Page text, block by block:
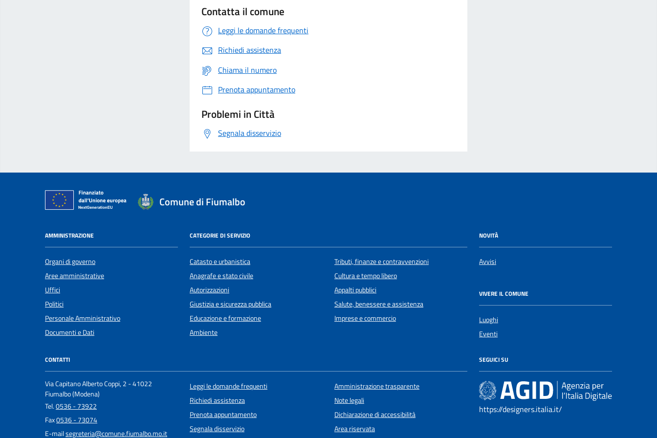
Contatta il comune
Leggi le domande frequenti
Richiedi assistenza
Chiama il numero
Prenota appuntamento
Problemi in Città
Segnala disservizio
Comune di Fiumalbo
AMMINISTRAZIONE
Organi di governo
Aree amministrative
Uffici
Politici
Personale Amministrativo
Documenti e Dati
CATEGORIE DI SERVIZIO
Catasto e urbanistica
Anagrafe e stato civile
Autorizzazioni
Giustizia e sicurezza pubblica
Educazione e formazione
Ambiente
Tributi, finanze e contravvenzioni
Cultura e tempo libero
Appalti pubblici
Salute, benessere e assistenza
Imprese e commercio
NOVITÀ
Avvisi
VIVERE IL COMUNE
Luoghi
Eventi
CONTATTI
Via Capitano Alberto Coppi, 2 - 41022
Fiumalbo (Modena)
Tel.0536 - 73922
Fax0536 - 73074
E-mailsegreteria@comune.fiumalbo.mo.it
Leggi le domande frequenti
Richiedi assistenza
Prenota appuntamento
Segnala disservizio
Amministrazione trasparente
Note legali
Dichiarazione di accessibilità
Area riservata
SEGUICI SU
https://designers.italia.it/